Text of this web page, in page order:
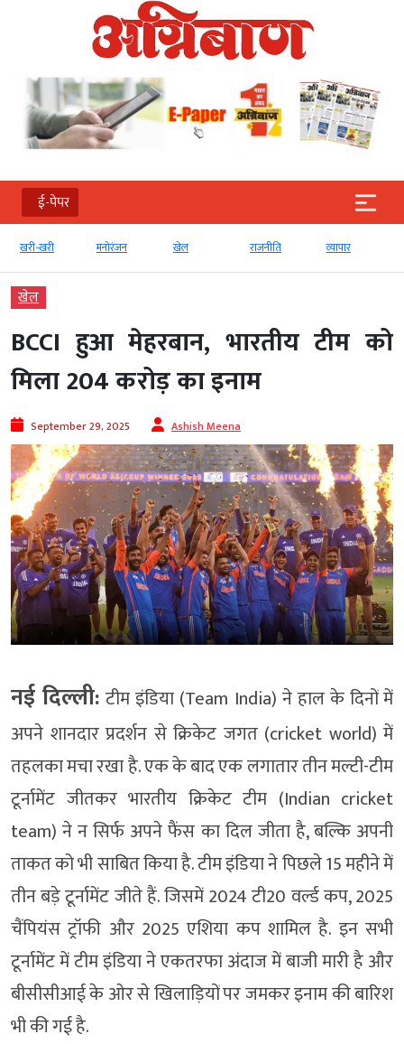
ई-पेपर
खरी-खरी मनोरंजन खेल राजनीति व्‍यापार
खेल
BCCI हुआ मेहरबान, भारतीय टीम को
मिला 204 करोड़ का इनाम
September 29, 2025 Ashish Meena
नई दिल्ली: टीम इंडिया (Team India) ने हाल के दिनों में
अपने शानदार प्रदर्शन से क्रिकेट जगत (cricket world) में
तहलका मचा रखा है. एक के बाद एक लगातार तीन मल्टी-टीम
टूर्नामेंट जीतकर भारतीय क्रिकेट टीम (Indian cricket
team) ने न सिर्फ अपने फैंस का दिल जीता है, बल्कि अपनी
ताकत को भी साबित किया है. टीम इंडिया ने पिछले 15 महीने में
तीन बड़े टूर्नामेंट जीते हैं. जिसमें 2024 टी20 वर्ल्ड कप, 2025
चैंपियंस ट्रॉफी और 2025 एशिया कप शामिल है. इन सभी
टूर्नामेंट में टीम इंडिया ने एकतरफा अंदाज में बाजी मारी है और
बीसीसीआई के ओर से खिलाड़ियों पर जमकर इनाम की बारिश
भी की गई है.